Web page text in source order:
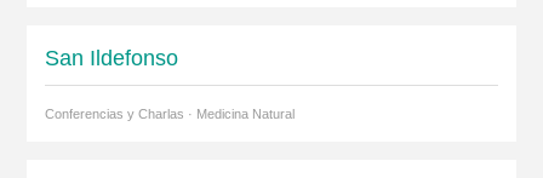
San Ildefonso
Conferencias y Charlas · Medicina Natural